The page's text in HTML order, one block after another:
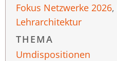
Fokus Netzwerke 2026,
Lehrarchitektur
THEMA
Umdispositionen